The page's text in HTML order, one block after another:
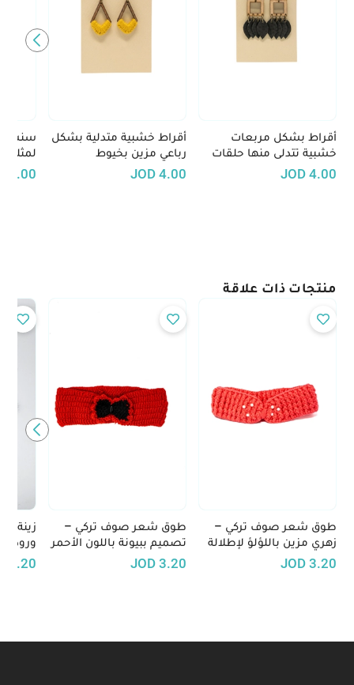
أقراط بشكل مربعات
خشبية تتدلى منها حلقات
معدنية وأوراق شجر سوداء
4.00
JOD
أقراط خشبية متدلية بشكل
رباعي مزين بخيوط
الكروشيه بلون أصفر
4.00
JOD
لمثلث
8.00
منتجات ذات علاقة
طوق شعر صوف تركي –
زهري مزين باللؤلؤ لإطلالة
أنثوية راقية
3.20
JOD
طوق شعر صوف تركي –
تصميم ببيونة باللون الأحمر
مع لمسات سوداء
3.20
JOD
زينة
ورود
الوبرية
3.20